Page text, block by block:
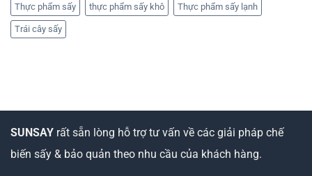
Thực phẩm sấy thực phẩm sấy khô Thực phẩm sấy lạnh
Trái cây sấy
SUNSAY rất sẵn lòng hỗ trợ tư vấn về các giải pháp chế
biến sấy & bảo quản theo nhu cầu của khách hàng.